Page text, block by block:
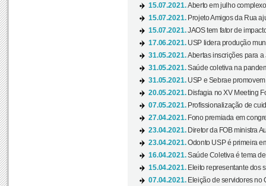
15.07.2021.Aberto em julho
15.07.2021. Projeto Amigos da Rua
15.07.2021.JAOS tem fator de
17.06.2021. USP lidera produção
31.05.2021.Abertas inscrições para
31.05.2021.Saúde coletiva na
31.05.2021. USP e Sebrae
20.05.2021. Disfagia no XV Meeting
07.05.2021. Profissionalização de
27.04.2021. Fono premiada em
23.04.2021. Diretor da FOB ministra
23.04.2021.Odonto USP é primeira
16.04.2021.Saúde Coletiva é tema
15.04.2021. Eleito representante dos
07.04.2021. Eleição de servidores no